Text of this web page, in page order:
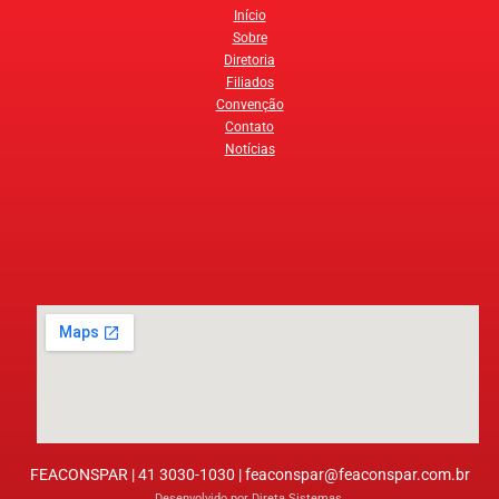
Início
Sobre
Diretoria
Filiados
Convenção
Contato
Notícias
FEACONSPAR | 41 3030-1030 |feaconspar@feaconspar.com.br